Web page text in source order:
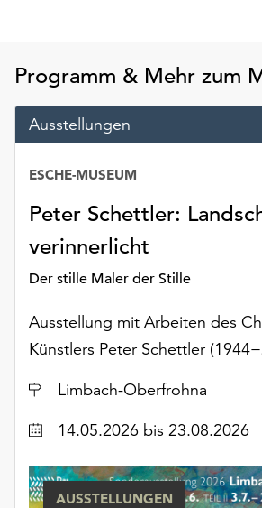
verwendeten
Cookies
anpassen,
erreichen
Sie
die
über
Schaltfläche
„Auswählen“.
Informationen
finden
Datenschutzerklärung
dem
Impressum
Programm & Mehr zum
Ausstellungen
Peter Schettler:
verinnerlicht
Der stille Maler der Stille
ESCHE-MUSEUM
Ausstellung mit Arbeiten des
Künstlers Peter Schettler
Ort
Limbach-Oberfrohna
Datum14.05.2026 bis 23.08.2026
AUSSTELLUNGEN